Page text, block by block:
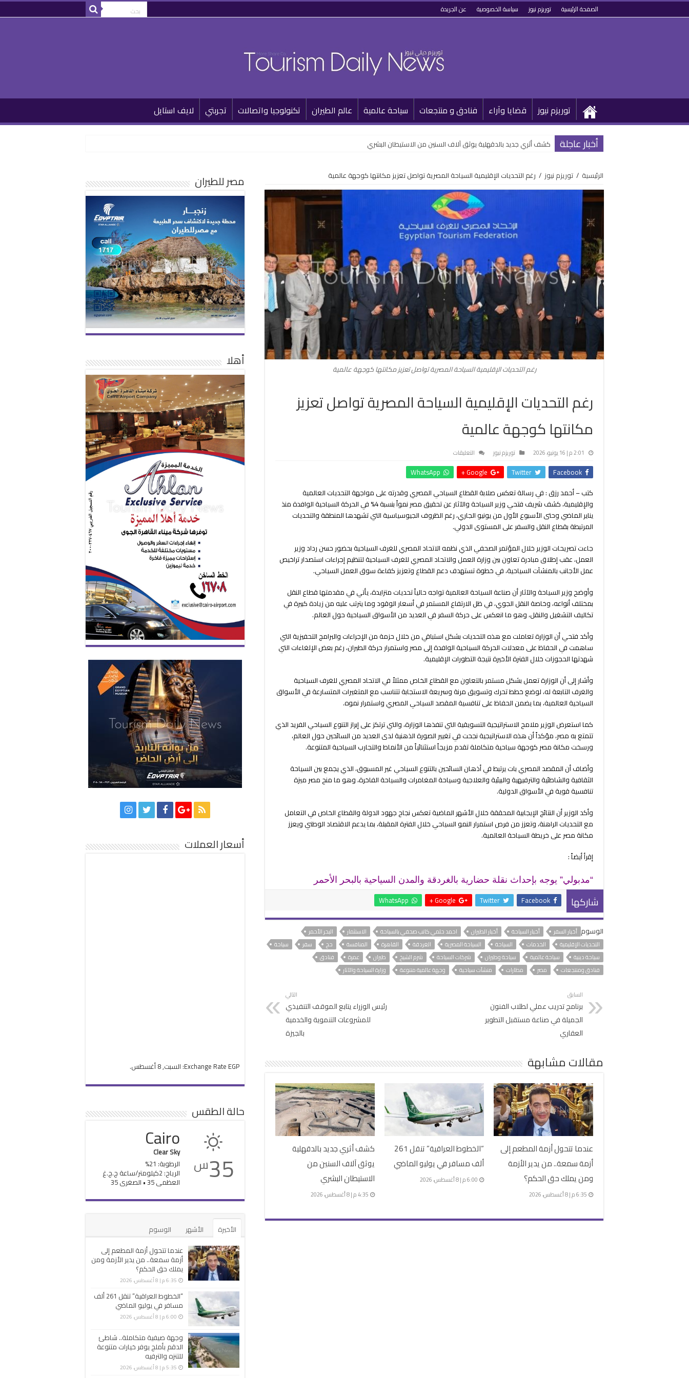
الصفحة الرئيسية توريزم نيوز سياسة الخصوصية عن الجريدة
توريزم نيوز قضايا وآراء فنادق و منتجعات سياحة عالمية عالم الطيران تكنولوجيا واتصالات تجربتي لايف استايل
أخبار عاجلة كشف أثري جديد بالدقهلية يوثق آلاف السنين من الاستيطان البشري
الرئيسية / توريزم نيوز / رغم التحديات الإقليمية السياحة المصرية تواصل تعزيز مكانتها كوجهة عالمية
رغم التحديات الإقليمية السياحة المصرية تواصل تعزيز مكانتها كوجهة عالمية
رغم التحديات الإقليمية السياحة المصرية تواصل تعزيز
مكانتها كوجهة عالمية
2:01 م | 16 يونيو، 2026 توريزم نيوز التعليقات
التحديات
السياحة
المصرية
تواصل
تعزيز
كوجهة
مغلقة
Facebook
Twitter
Google +
WhatsApp
كتب – أحمد رزق : في رسالة تعكس صلابة القطاع السياحي المصري وقدرته على مواجهة التحديات العالمية
والإقليمية، كشف شريف فتحي وزير السياحة والآثار عن تحقيق مصر نمواً بنسبة 4% في الحركة السياحية الوافدة منذ
يناير الماضي وحتى الأسبوع الأول من يونيو الجاري، رغم الظروف الجيوسياسية التي تشهدها المنطقة والتحديات
المرتبطة بقطاع النقل والسفر على المستوى الدولي.
جاءت تصريحات الوزير خلال المؤتمر الصحفي الذي نظمه الاتحاد المصري للغرف السياحية بحضور حسن رداد وزير
العمل، عقب إطلاق مبادرة تعاون بين وزارة العمل والاتحاد المصري للغرف السياحية لتنظيم إجراءات استصدار تراخيص
عمل الأجانب بالمنشآت السياحية، في خطوة تستهدف دعم القطاع وتعزيز كفاءة سوق العمل السياحي.
وأوضح وزير السياحة والآثار أن صناعة السياحة العالمية تواجه حالياً تحديات متزايدة، يأتي في مقدمتها قطاع النقل
بمختلف أنواعه، وخاصة النقل الجوي، في ظل الارتفاع المستمر في أسعار الوقود وما يترتب عليه من زيادة كبيرة في
تكاليف التشغيل والنقل، وهو ما انعكس على حركة السفر في العديد من الأسواق السياحية حول العالم.
وأكد فتحي أن الوزارة تعاملت مع هذه التحديات بشكل استباقي من خلال حزمة من الإجراءات والبرامج التحفيزية التي
ساهمت في الحفاظ على معدلات الحركة السياحية الوافدة إلى مصر واستمرار حركة الطيران، رغم بعض الإلغاءات التي
شهدتها الحجوزات خلال الفترة الأخيرة نتيجة التطورات الإقليمية.
وأشار إلى أن الوزارة تعمل بشكل مستمر بالتعاون مع القطاع الخاص ممثلاً في الاتحاد المصري للغرف السياحية
والغرف التابعة له، لوضع خطط تحرك وتسويق مرنة وسريعة الاستجابة تتناسب مع المتغيرات المتسارعة في الأسواق
السياحية العالمية، بما يضمن الحفاظ على تنافسية المقصد السياحي المصري واستمرار نموه.
كما استعرض الوزير ملامح الاستراتيجية التسويقية التي تنفذها الوزارة، والتي ترتكز على إبراز التنوع السياحي الفريد الذي
تتمتع به مصر، مؤكداً أن هذه الاستراتيجية نجحت في تغيير الصورة الذهنية لدى العديد من السائحين حول العالم،
ورسخت مكانة مصر كوجهة سياحية متكاملة تقدم مزيجاً استثنائياً من الأنماط والتجارب السياحية المتنوعة.
وأضاف أن المقصد المصري بات يرتبط في أذهان السائحين بالتنوع السياحي غير المسبوق، الذي يجمع بين السياحة
الثقافية والشاطئية والترفيهية والبيئية والعلاجية وسياحة المغامرات والسياحة الفاخرة، وهو ما منح مصر ميزة
تنافسية قوية في الأسواق الدولية.
وأكد الوزير أن النتائج الإيجابية المحققة خلال الأشهر الماضية تعكس نجاح جهود الدولة والقطاع الخاص في التعامل
مع التحديات الراهنة، وتعزز من فرص استمرار النمو السياحي خلال الفترة المقبلة، بما يدعم الاقتصاد الوطني ويعزز
مكانة مصر على خريطة السياحة العالمية.
إقرأ أيضاً :
“مدبولي” يوجه بإحداث نقلة حضارية بالغردقة والمدن السياحية بالبحر الأحمر
شاركها Facebook
Twitter
Google +
WhatsApp
الوسوم أخبار السفر أخبار السياحة أخبار الطيران احمد حلمي كاتب صحفي بالسياحة الاستثمار
البحر الأحمر
التحديات الإقليمية
الخدمات السياحة السياحة المصرية الغردقة القاهرة المنافسة حج سفر
سياحة
سياحة دينية
سياحة عالمية سياحة وطيران شركات السياحة شرم الشيخ طيران عمرة
فنادق
فنادق ومنتجعات
مصر مطارات منشآت سياحية وجهة عالمية متنوعة وزارة السياحة والآثار
السابق
برنامج تدريب عملي لطلاب الفنون
الجميلة في صناعة مستقبل التطوير
العقاري
التالي
رئيس الوزراء يتابع الموقف التنفيذي
للمشروعات التنموية والخدمية
بالجيزة
مقالات مشابهة
عندما تتحول أزمة المطعم إلى
أزمة سمعة.. من يدير الأزمة
ومن يملك حق الحكم؟
6:35 م | 8 أغسطس، 2026
“الخطوط العراقية” تنقل 261
ألف مسافر في يوليو الماضي
6:00 م | 8 أغسطس، 2026
كشف أثري جديد بالدقهلية
يوثق آلاف السنين من
الاستيطان البشري
4:35 م | 8 أغسطس، 2026
مصر للطيران
أهلا
أسعار العملات
Exchange Rate EGP : السبت, 8 أغسطس.
حالة الطقس
35س
Cairo
Clear Sky
الرطوبة: 21%
الرياح: 2كيلومتر/ساعة ج.ج.غ
العظمى 35 • الصغرى 35
الأخيرة الأشهر
الوسوم
عندما تتحول أزمة المطعم إلى
أزمة سمعة.. من يدير الأزمة ومن
يملك حق الحكم؟
6:35 م | 8 أغسطس، 2026
“الخطوط العراقية” تنقل 261 ألف
مسافر في يوليو الماضي
6:00 م | 8 أغسطس، 2026
وجهة صيفية متكاملة.. شاطئ
الدقم بأملج يوفر خيارات متنوعة
للتنزه والترفيه
5:35 م | 8 أغسطس، 2026